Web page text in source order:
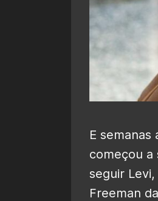
E semanas
começou a
seguir
Freeman